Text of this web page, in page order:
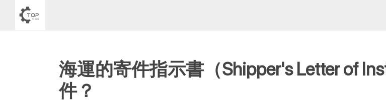
海運的寄件指示書（Shipper's Letter of
件？